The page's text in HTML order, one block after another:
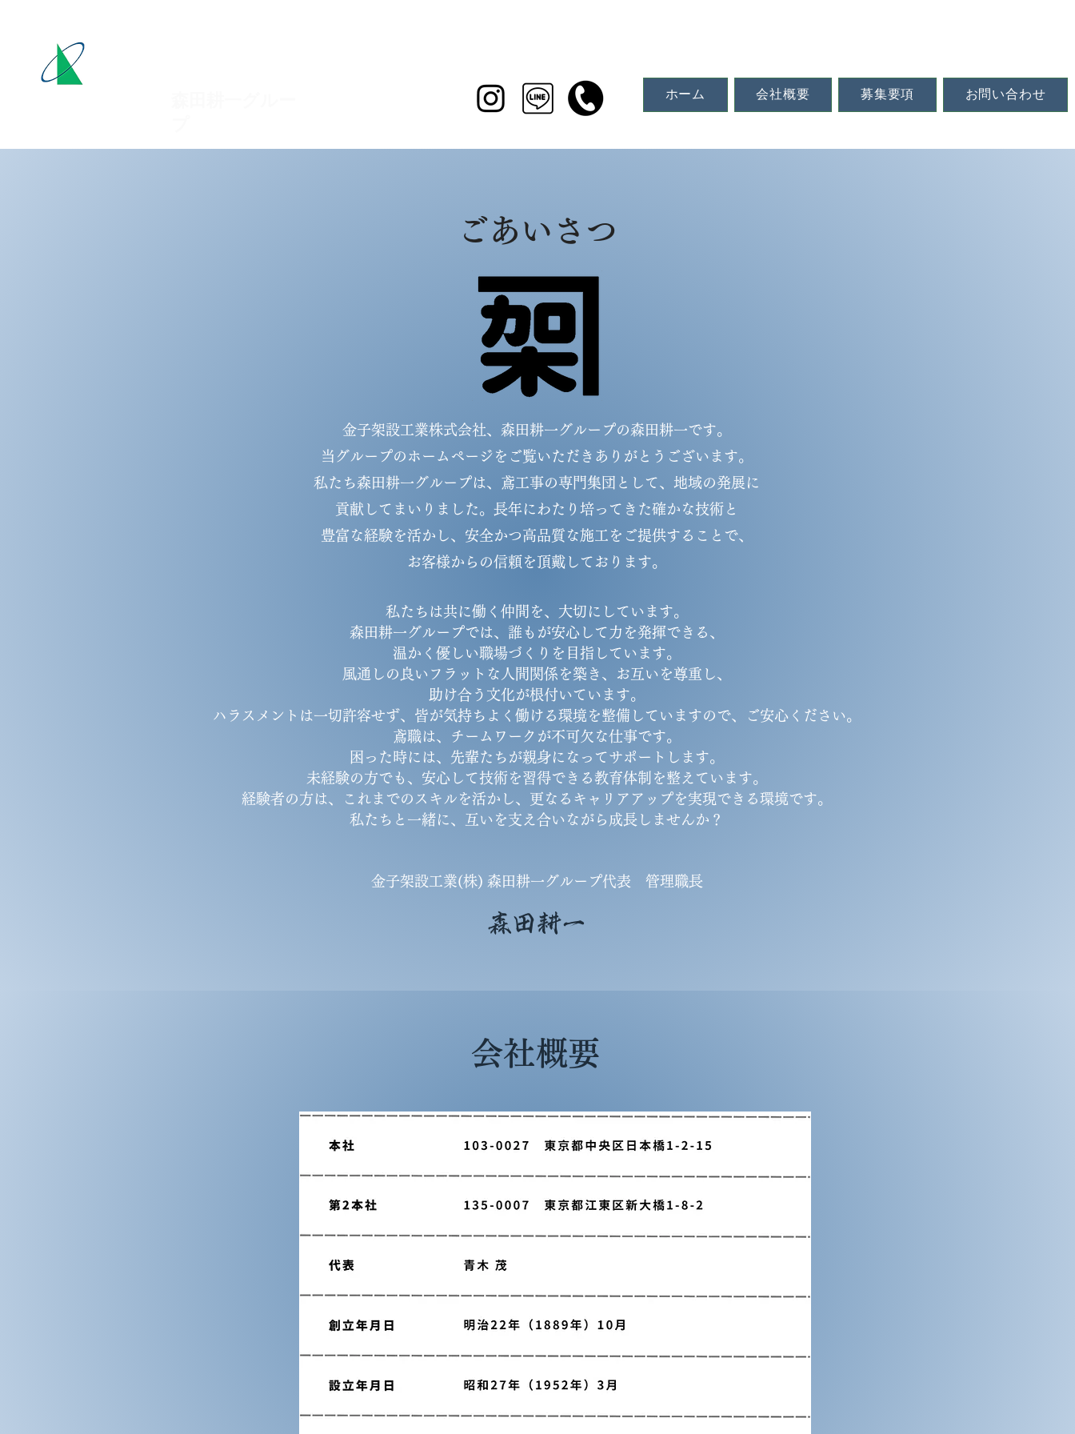
ホーム 会社概要 募集要項 お問い合わせ
​ごあいさつ
金子架設工業株式会社、森田耕一グループの森田耕一です。
​当グループのホームページをご覧いただきありがとうございます。
私たち森田耕一グループは、鳶工事の専門集団として、地域の発展に
貢献してまいりました。長年にわたり培ってきた確かな技術と
豊富な経験を活かし、安全かつ高品質な施工をご提供することで、
お客様からの信頼を頂戴しております。
私たちは共に働く仲間を、大切にしています。
森田耕一グループでは、誰もが安心して力を発揮できる、
温かく優しい職場づくりを目指しています。
風通しの良いフラットな人間関係を築き、お互いを尊重し、
助け合う文化が根付いています。
ハラスメントは一切許容せず、皆が気持ちよく働ける環境を整備していますので、ご安心ください。
鳶職は、チームワークが不可欠な仕事です。
困った時には、先輩たちが親身になってサポートします。
未経験の方でも、安心して技術を習得できる教育体制を整えています。
経験者の方は、これまでのスキルを活かし、更なるキャリアアップを実現できる環境です。
私たちと一緒に、互いを支え合いながら成長しませんか？
​金子架設工業(株) 森田耕一グループ代表 管理職長
​森田耕一
会社概要